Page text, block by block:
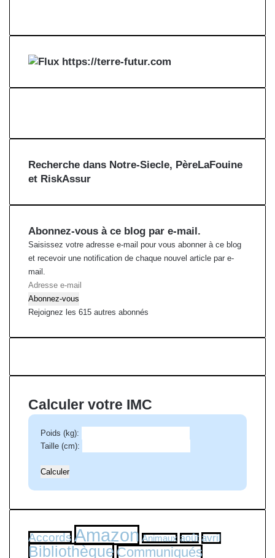
https://terre-futur.com
Recherche dans Notre-Siecle, PèreLaFouine
et RiskAssur
Abonnez-vous à ce blog par e-mail.
Saisissez votre adresse e-mail pour vous abonner à ce blog
et recevoir une notification de chaque nouvel article par e-
mail.
A
d
r
s
m
a
Abonnez-vous
Rejoignez les 615 autres abonnés
Calculer votre IMC
Poids (kg):
Taille (cm):
Accords Amazon Animaux août avril
Bibliothèque Communiqués